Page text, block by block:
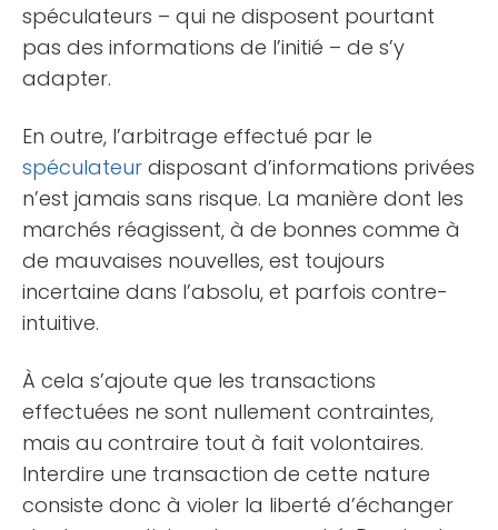
spéculateurs – qui ne disposent pourtant
pas des informations de l’initié – de s’y
adapter.
En outre, l’arbitrage effectué par le
spéculateur disposant d’informations privées
n’est jamais sans risque. La manière dont les
marchés réagissent, à de bonnes comme à
de mauvaises nouvelles, est toujours
incertaine dans l’absolu, et parfois contre-
intuitive.
À cela s’ajoute que les transactions
effectuées ne sont nullement contraintes,
mais au contraire tout à fait volontaires.
Interdire une transaction de cette nature
consiste donc à violer la liberté d’échanger